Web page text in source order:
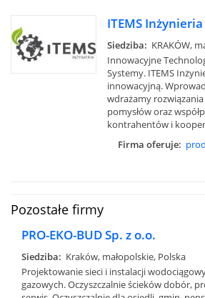
ITEMS
Siedziba: KRAKÓW,
Innowacyjne
Systemy. ITEMS
innowacyjną.
wdrażamy
pomysłów oraz
kontrahentów i
Firma oferuje:
Pozostałe firmy
PRO-EKO-BUD Sp. z o.o.
Siedziba: Kraków, małopolskie, Polska
Projektowanie sieci i instalacji
gazowych. Oczyszczalnie ścieków dobór,